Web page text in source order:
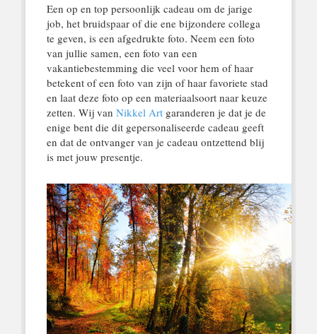
Een op en top persoonlijk cadeau om de jarige
job, het bruidspaar of die ene bijzondere collega
te geven, is een afgedrukte foto. Neem een foto
van jullie samen, een foto van een
vakantiebestemming die veel voor hem of haar
betekent of een foto van zijn of haar favoriete stad
en laat deze foto op een materiaalsoort naar keuze
zetten. Wij van Nikkel Artgaranderen je dat je de
enige bent die dit gepersonaliseerde cadeau geeft
en dat de ontvanger van je cadeau ontzettend blij
is met jouw presentje.